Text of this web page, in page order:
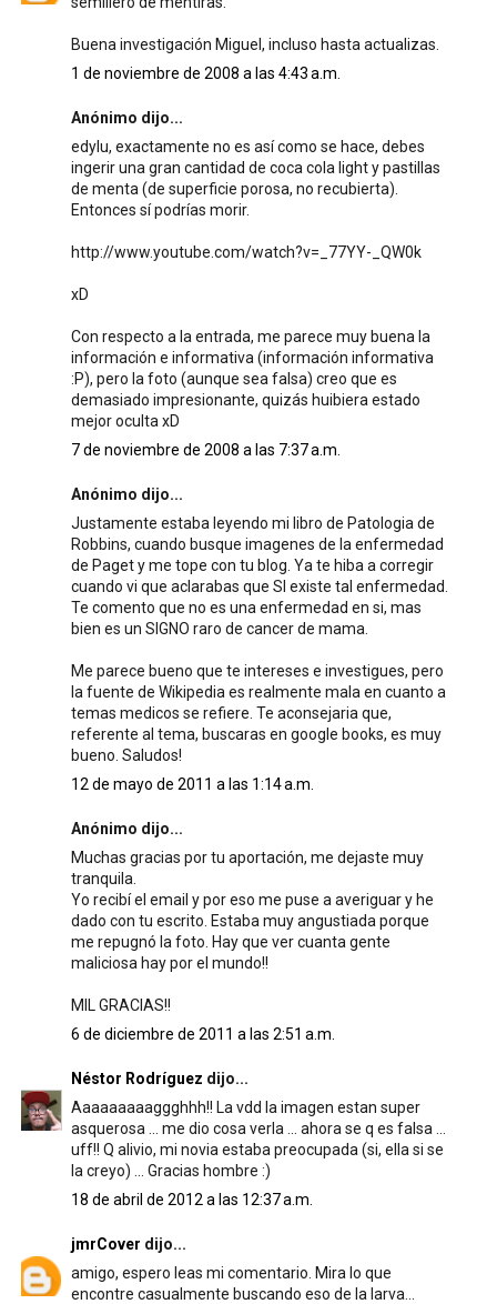
Buena investigación Miguel, incluso hasta actualizas.
1 de noviembre de 2008 a las 4:43 a.m.
Anónimo dijo...
edylu, exactamente no es así como se hace, debes
ingerir una gran cantidad de coca cola light y pastillas
de menta (de superficie porosa, no recubierta).
Entonces sí podrías morir.
http://www.youtube.com/watch?v=_77YY-_QW0k
xD
Con respecto a la entrada, me parece muy buena la
información e informativa (información informativa
:P), pero la foto (aunque sea falsa) creo que es
demasiado impresionante, quizás huibiera estado
mejor oculta xD
7 de noviembre de 2008 a las 7:37 a.m.
Anónimo dijo...
Justamente estaba leyendo mi libro de Patologia de
Robbins, cuando busque imagenes de la enfermedad
de Paget y me tope con tu blog. Ya te hiba a corregir
cuando vi que aclarabas que SI existe tal enfermedad.
Te comento que no es una enfermedad en si, mas
bien es un SIGNO raro de cancer de mama.
Me parece bueno que te intereses e investigues, pero
la fuente de Wikipedia es realmente mala en cuanto a
temas medicos se refiere. Te aconsejaria que,
referente al tema, buscaras en google books, es muy
bueno. Saludos!
12 de mayo de 2011 a las 1:14 a.m.
Anónimo dijo...
Muchas gracias por tu aportación, me dejaste muy
tranquila.
Yo recibí el email y por eso me puse a averiguar y he
dado con tu escrito. Estaba muy angustiada porque
me repugnó la foto. Hay que ver cuanta gente
maliciosa hay por el mundo!!
MIL GRACIAS!!
6 de diciembre de 2011 a las 2:51 a.m.
Néstor Rodríguez dijo...
Aaaaaaaaaggghhh!! La vdd la imagen estan super
asquerosa ... me dio cosa verla ... ahora se q es falsa ...
uff!! Q alivio, mi novia estaba preocupada (si, ella si se
la creyo) ... Gracias hombre :)
18 de abril de 2012 a las 12:37 a.m.
jmrCover dijo...
amigo, espero leas mi comentario. Mira lo que
encontre casualmente buscando eso de la larva...